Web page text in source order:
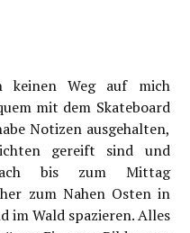
keinen Weg auf mich
mit dem Skateboard
Notizen ausgehalten,
gereift sind und
bis zum Mittag
zum Nahen Osten in
im Wald spazieren. Alles